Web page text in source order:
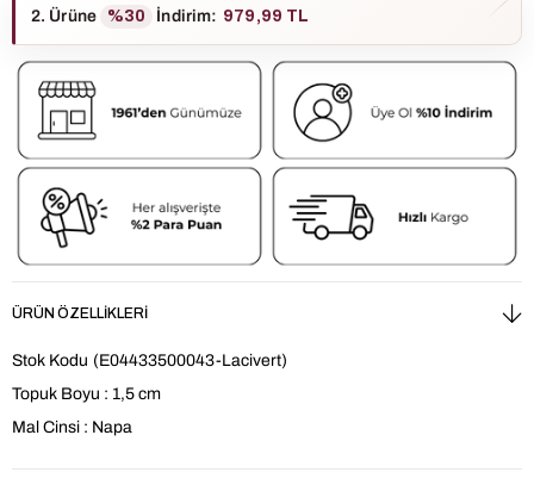
2. Ürüne %30 İndirim: 979,99 TL
ÜRÜN ÖZELLIKLERI
Stok Kodu (E04433500043-Lacivert)
Topuk Boyu : 1,5 cm
Mal Cinsi : Napa